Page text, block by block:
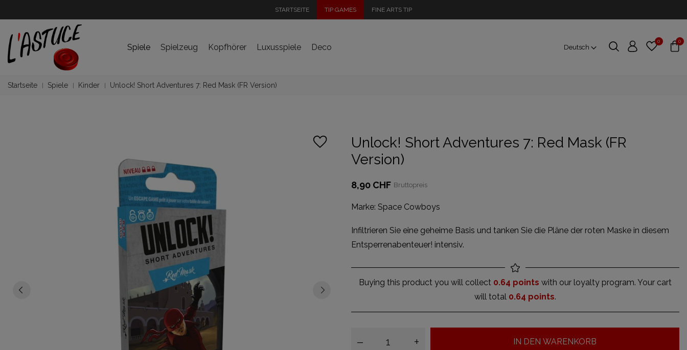
STARTSEITE TIP GAMES FINE ARTS TIP
Spiele Spielzeug Kopfhörer Luxusspiele Deco Deutsch
0 0
Startseite Spiele Kinder Unlock! Short Adventures 7: Red Mask (FR Version)
Unlock! Short Adventures 7: Red Mask (FR
Version)
8,90 CHF Bruttopreis
Marke: Space Cowboys
Infiltrieren Sie eine geheime Basis und tanken Sie die Pläne der roten Maske in diesem
Entsperrenabenteuer! intensiv.
Buying this product you will collect 0.64 points with our loyalty program. Your cart
will total 0.64 points.
– + IN DEN WARENKORB